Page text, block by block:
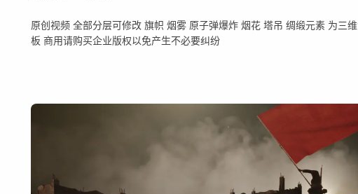
原创视频 全部分层可修改 旗帜 烟雾 原子弹爆炸 烟花 塔吊 绸缎元素 为三
板 商用请购买企业版权以免产生不必要纠纷